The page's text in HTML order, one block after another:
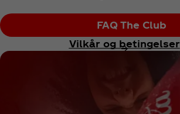
FAQ The Club
Vilkår og betingelser